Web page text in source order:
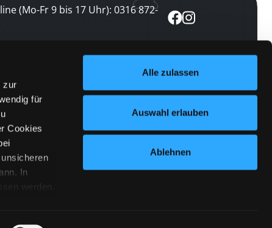
zur
für
Cookies
In
werden.
Alle zulassen
Auswahl erlauben
Ablehnen
(Mo-Fr 9 bis 17 Uhr): 0316 872-
abonnieren
keine Veranstaltung verpassen
abonnieren